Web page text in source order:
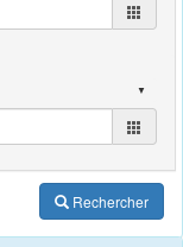
Rechercher